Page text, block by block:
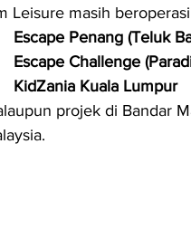
Leisure masih
Escape Penang (Teluk
Escape Challenge
KidZania Kuala Lumpur
projek di Bandar